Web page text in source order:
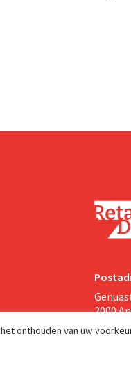
2000
onthouden van uw